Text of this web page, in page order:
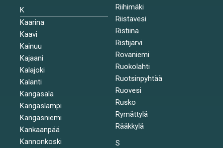
K
Kaarina
Kaavi
Kainuu
Kajaani
Kalajoki
Kalanti
Kangasala
Kangaslampi
Kangasniemi
Kankaanpää
Kannonkoski
Riihimäki
Riistavesi
Ristiina
Ristijärvi
Rovaniemi
Ruokolahti
Ruotsinpyhtää
Ruovesi
Rusko
Rymättylä
Rääkkylä
S